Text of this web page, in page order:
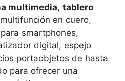
multimedia, tablero
en cuero,
smartphones,
digital, espejo
portaobjetos de hasta
para ofrecer una